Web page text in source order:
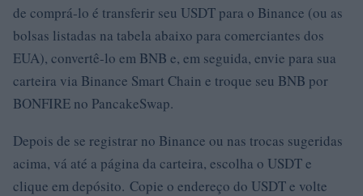
de comprá-lo é transferir seu USDT para o Binance (ou as
bolsas listadas na tabela abaixo para comerciantes dos
EUA), convertê-lo em BNB e, em seguida, envie para sua
carteira via Binance Smart Chain e troque seu BNB por
BONFIRE no PancakeSwap.
Depois de se registrar no Binance ou nas trocas sugeridas
acima, vá até a página da carteira, escolha o USDT e
clique em depósito. Copie o endereço do USDT e volte